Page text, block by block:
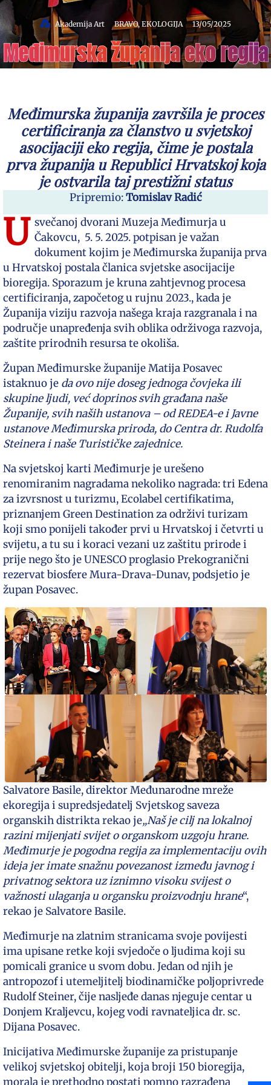
Akademija Art BRAVO,EKOLOGIJA 13/05/2025
Međimurska županija eko regija
Međimurska županija završila je proces
certificiranja za članstvo u svjetskoj
asocijaciji eko regija, čime je postala
prva županija u Republici Hrvatskoj koja
je ostvarila taj prestižni status
Pripremio:Tomislav Radić
U svečanoj dvorani Muzeja Međimurja u
Čakovcu, 5. 5. 2025. potpisan je važan
dokument kojim je Međimurska županija prva
u Hrvatskoj postala članica svjetske asocijacije
bioregija. Sporazum je kruna zahtjevnog procesa
certificiranja, započetog u rujnu 2023., kada je
Županija viziju razvoja našega kraja razgranala i na
područje unapređenja svih oblika održivoga razvoja,
zaštite prirodnih resursa te okoliša.
Župan Međimurske županije Matija Posavec
istaknuo je da ovo nije doseg jednoga čovjeka ili
skupine ljudi, već doprinos svih građana naše
Županije, svih naših ustanova – od REDEA-e i Javne
ustanove Međimurska priroda, do Centra dr. Rudolfa
Steinera i naše Turističke zajednice.
Na svjetskoj karti Međimurje je urešeno
renomiranim nagradama nekoliko nagrada: tri Edena
za izvrsnost u turizmu, Ecolabel certifikatima,
priznanjem Green Destination za održivi turizam
koji smo ponijeli također prvi u Hrvatskoj i četvrti u
svijetu, a tu su i koraci vezani uz zaštitu prirode i
prije nego što je UNESCO proglasio Prekogranični
rezervat biosfere Mura-Drava-Dunav, podsjetio je
župan Posavec.
Salvatore Basile, direktor Međunarodne mreže
ekoregija i supredsjedatelj Svjetskog saveza
organskih distrikta rekao je„Naš je cilj na lokalnoj
razini mijenjati svijet o organskom uzgoju hrane.
Međimurje je pogodna regija za implementaciju ovih
ideja jer imate snažnu povezanost između javnog i
privatnog sektora uz iznimno visoku svijest o
važnosti ulaganja u organsku proizvodnju hrane“,
rekao je Salvatore Basile.
Međimurje na zlatnim stranicama svoje povijesti
ima upisane retke koji svjedoče o ljudima koji su
pomicali granice u svom dobu. Jedan od njih je
antropozof i utemeljitelj biodinamičke poljoprivrede
Rudolf Steiner, čije nasljeđe danas njeguje centar u
Donjem Kraljevcu, kojeg vodi ravnateljica dr. sc.
Dijana Posavec.
Inicijativa Međimurske županije za pristupanje
velikoj svjetskoj obitelji, koja broji 150 bioregija,
morala je prethodno postati pomno razrađena